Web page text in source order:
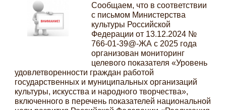
Сообщаем, что в соответствии
с письмом Министерства
культуры Российской
Федерации от 13.12.2024 №
766-01-39@-ЖА с 2025 года
организован мониторинг
целевого показателя «Уровень
удовлетворенности граждан работой
государственных и муниципальных организаций
культуры, искусства и народного творчества»,
включенного в перечень показателей национальной